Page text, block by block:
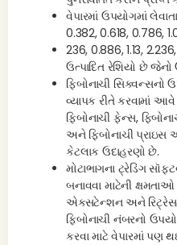
વેપારમાં ઉપયોગમાં
0.382, 0.618, 0.786,
236, 0.886, 1.13,
ઉત્પાદિત રેશિયો છે
ફિબોનાચી સિક્વન્સનો
વ્યાપક રીતે કરવામાં
ફિબોનાચી ફેન્સ,
અને ફિબોનાચી પ્રાઇસ
કેટલાક ઉદાહરણો છે.
મોટાભાગના ટ્રેડિંગ
બનાવવા માટેની
એક્સટેન્શન અને
ફિબોનાચી નંબરનો
કરવા માટે વેપારમાં પણ